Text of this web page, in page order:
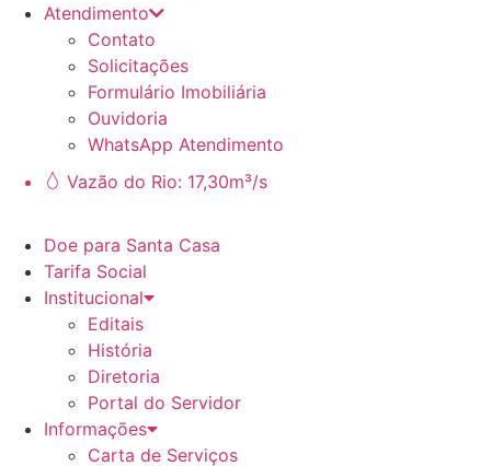
Atendimento
Contato
Solicitações
Formulário Imobiliária
Ouvidoria
WhatsApp Atendimento
Vazão do Rio: 17,30m³/s
Doe para Santa Casa
Tarifa Social
Institucional
Editais
História
Diretoria
Portal do Servidor
Informações
Carta de Serviços